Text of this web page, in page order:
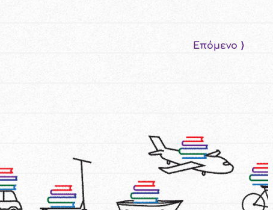
Επόμενο ⟩